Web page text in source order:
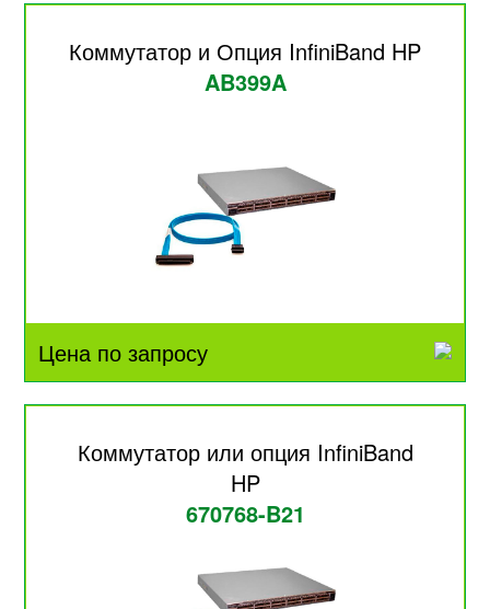
Коммутатор и Опция InfiniBand HP
AB399A
Цена по запросу
Коммутатор или опция InfiniBand
HP
670768-B21